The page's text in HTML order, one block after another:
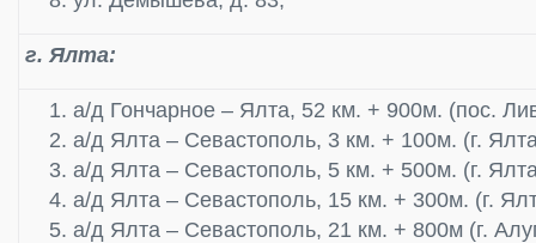
г. Ялта:
а/д Гончарное – Ялта, 52 км. + 900м. (пос.
а/д Ялта – Севастополь, 3 км. + 100м. (г.
а/д Ялта – Севастополь, 5 км. + 500м. (г.
а/д Ялта – Севастополь, 15 км. + 300м. (г.
а/д Ялта – Севастополь, 21 км. + 800м (г.